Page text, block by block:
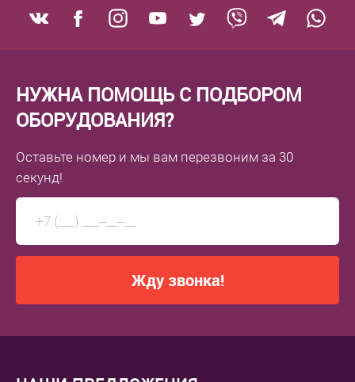
НУЖНА ПОМОЩЬ С ПОДБОРОМ
ОБОРУДОВАНИЯ?
Оставьте номер и мы вам перезвоним за 30
секунд!
Жду звонка!